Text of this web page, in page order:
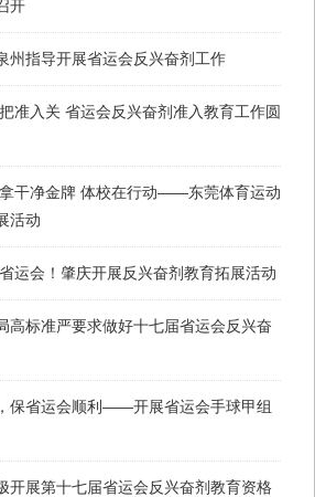
开
州指导开展省运会反兴奋剂工作
准入关 省运会反兴奋剂准入教育工作圆
拿干净金牌 体校在行动——东莞体育运动
活动
运会！肇庆开展反兴奋剂教育拓展活动
高标准严要求做好十七届省运会反兴奋
保省运会顺利——开展省运会手球甲组
开展第十七届省运会反兴奋剂教育资格